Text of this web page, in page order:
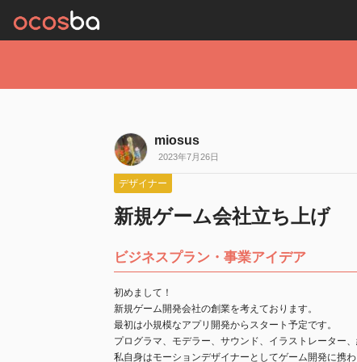
miosus
2023年7月26日
デザイナー
新規ゲーム会社立ち上げ
ビジネスプラン・事業アイデア
初めまして！
新規ゲーム開発会社の創業を考えております。
最初は小規模なアプリ開発からスタート予定です。
プログラマ、モデラー、サウンド、イラストレーター
私自身はモーションデザイナーとしてゲーム開発に携わ